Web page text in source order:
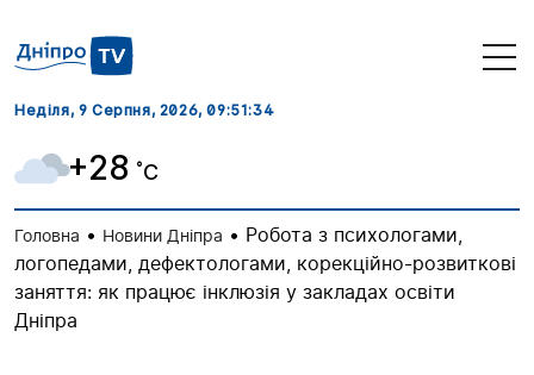
Неділя, 9 Серпня, 2026, 09:51:35
+28 ˚C
Головна • Новини Дніпра • Робота з психологами,
логопедами, дефектологами, корекційно-розвиткові
заняття: як працює інклюзія у закладах освіти
Дніпра